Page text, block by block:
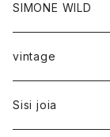
SIMONE WILD
vintage
Sisi joia